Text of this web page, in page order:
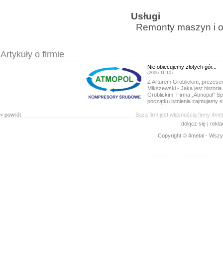
Usługi
Remonty maszyn i
Artykuły o firmie
Nie obiecujemy złotych gór...
(2006-11-10)
Z Arturem Groblickim,
Mikszewski - Jaka jest
Groblickim: Firma „Atmopol”
początku istnienia zajmujemy
< powrót
Baza firm jest własnością firmy
dołącz się |
Copyright © 4metal -